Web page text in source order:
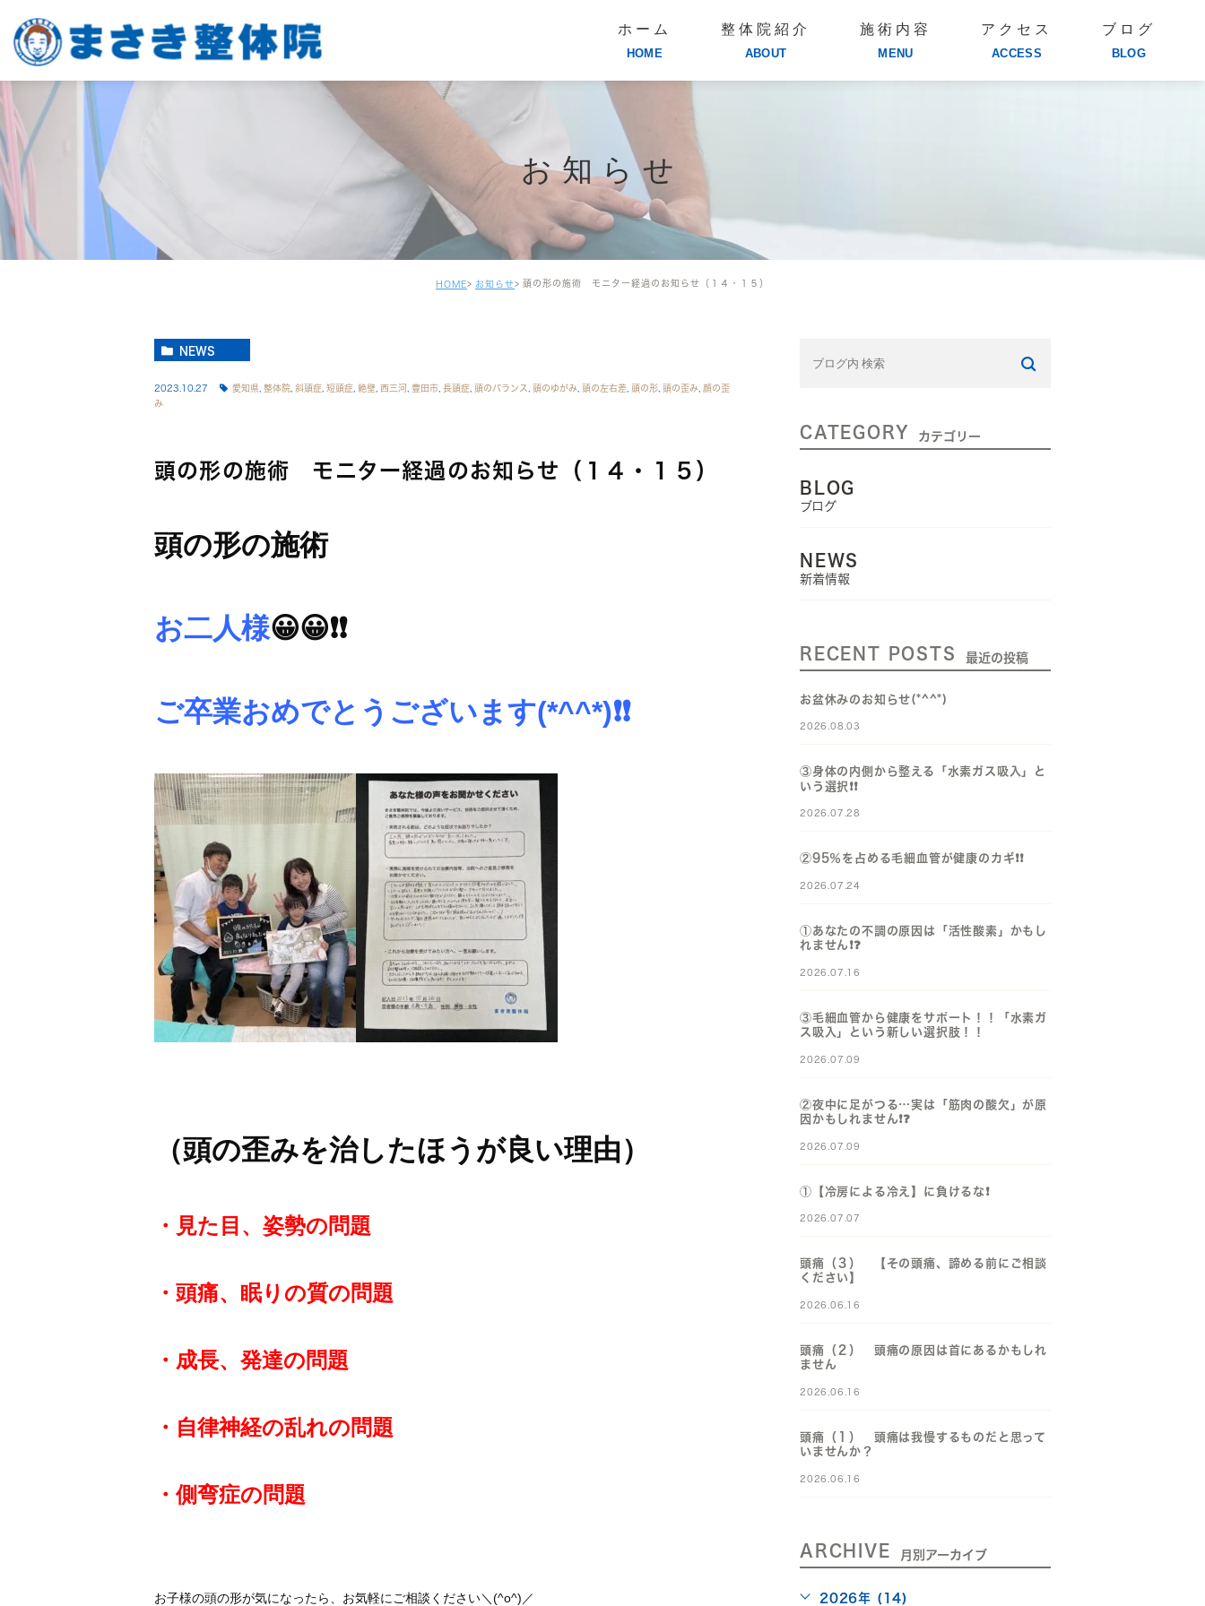
ホーム
HOME
整体院紹介
ABOUT
施術内容
MENU
アクセス
ACCESS
ブログ
BLOG
お知らせ
HOME お知らせ 頭の形の施術 モニター経過のお知らせ（１４・１５）
NEWS
2023.10.27 愛知県 整体院 斜頭症 短頭症 絶壁 西三河 豊田市 長頭症 頭のバランス 頭のゆがみ 頭の左右差 頭の形 頭の歪み 顔の歪
み
頭の形の施術 モニター経過のお知らせ（１４・１５）
頭の形の施術
お二人様😀😀❗❗
ご卒業おめでとうございます(*^^*)❗❗
（頭の歪みを治したほうが良い理由）
・見た目、姿勢の問題
・頭痛、眠りの質の問題
・成長、発達の問題
・自律神経の乱れの問題
・側弯症の問題
お子様の頭の形が気になったら、お気軽にご相談ください＼(^o^)／
CATEGORY カテゴリー
BLOG
ブログ
NEWS
新着情報
RECENT POSTS 最近の投稿
お盆休みのお知らせ(*^^*)
2026.08.03
③身体の内側から整える「水素ガス吸入」と
いう選択❗️❗️
2026.07.28
②95％を占める毛細血管が健康のカギ❗️❗️
2026.07.24
①あなたの不調の原因は「活性酸素」かもし
れません❗️❓️
2026.07.16
③毛細血管から健康をサポート！！「水素ガ
ス吸入」という新しい選択肢！！
2026.07.09
②夜中に足がつる…実は「筋肉の酸欠」が原
因かもしれません❗️❓️
2026.07.09
①【冷房による冷え】に負けるな❗️
2026.07.07
頭痛（３） 【その頭痛、諦める前にご相談
ください】
2026.06.16
頭痛（２） 頭痛の原因は首にあるかもしれ
ません
2026.06.16
頭痛（１） 頭痛は我慢するものだと思って
いませんか？
2026.06.16
ARCHIVE 月別アーカイブ
2026年 (14)